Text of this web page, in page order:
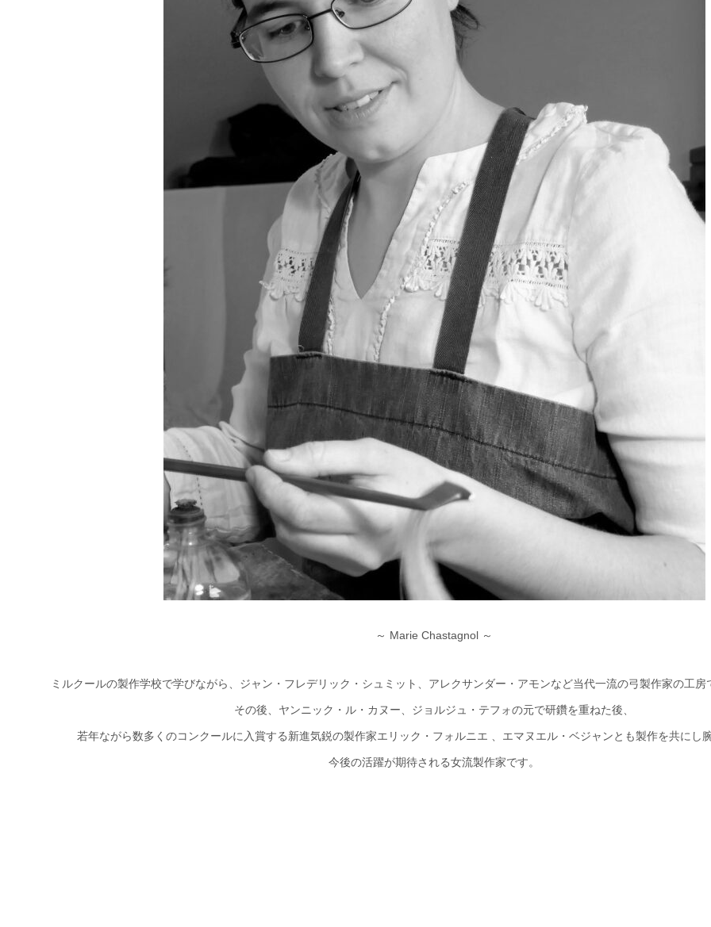
～ Marie Chastagnol ～
ミルクールの製作学校で学びながら、ジャン・フレデリック・シュミット、アレクサンダー・アモンなど当代一流の弓製作家の工
その後、ヤンニック・ル・カヌー、ジョルジュ・テフォの元で研鑽を重ねた後、
若年ながら数多くのコンクールに入賞する新進気鋭の製作家エリック・フォルニエ 、エマヌエル・ベジャンとも製作を共にし
今後の活躍が期待される女流製作家です。